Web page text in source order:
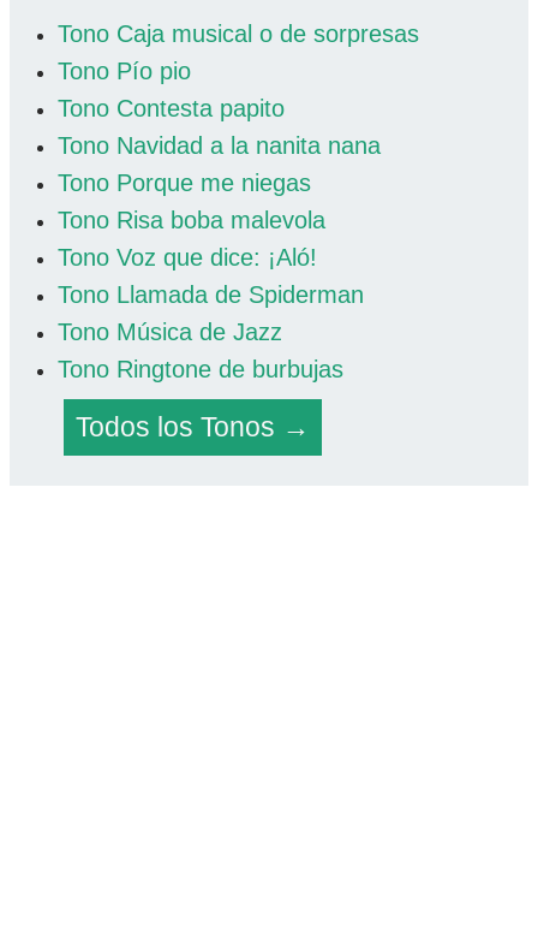
Tono Caja musical o de sorpresas
Tono Pío pio
Tono Contesta papito
Tono Navidad a la nanita nana
Tono Porque me niegas
Tono Risa boba malevola
Tono Voz que dice: ¡Aló!
Tono Llamada de Spiderman
Tono Música de Jazz
Tono Ringtone de burbujas
Todos los Tonos →